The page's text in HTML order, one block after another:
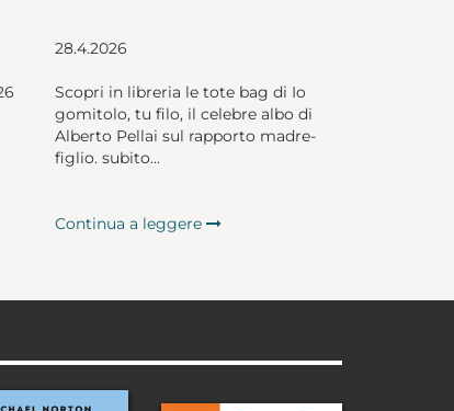
28.4.2026
Scopri in libreria le tote bag di Io
gomitolo, tu filo, il celebre albo di
Alberto Pellai sul rapporto madre-
figlio. subito...
Continua a leggere